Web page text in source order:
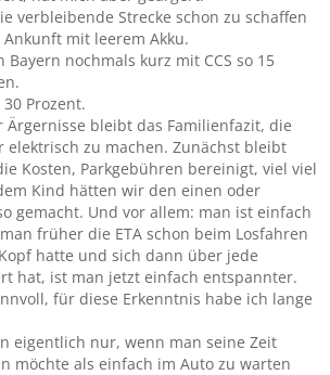
verbleibende Strecke schon zu schaffen
mit leerem Akku.
nochmals kurz mit CCS so 15
Prozent.
Ärgernisse bleibt das Familienfazit, die
elektrisch zu machen. Zunächst bleibt
Kosten, Parkgebühren bereinigt, viel viel
Kind hätten wir den einen oder
gemacht. Und vor allem: man ist einfach
früher die ETA schon beim Losfahren
hatte und sich dann über jede
hat, ist man jetzt einfach entspannter.
für diese Erkenntnis habe ich lange
eigentlich nur, wenn man seine Zeit
möchte als einfach im Auto zu warten